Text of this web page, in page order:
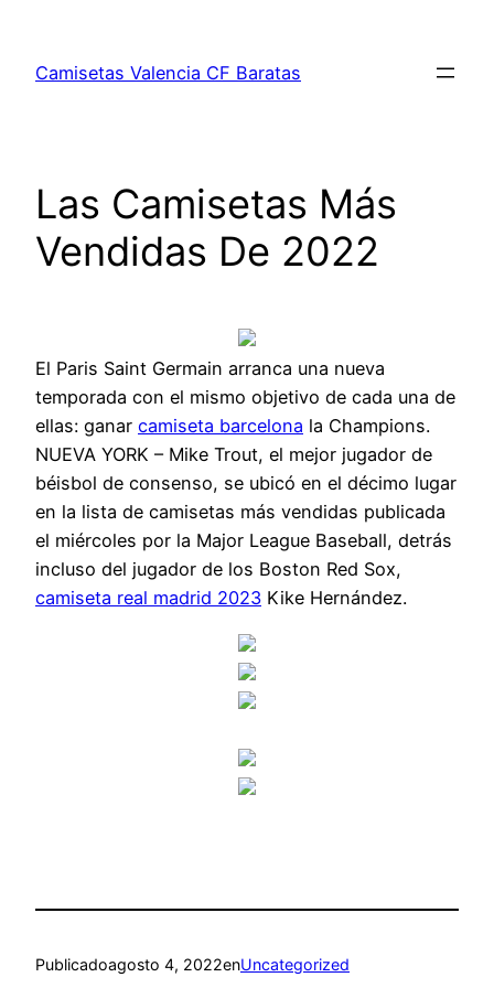
contenido
Camisetas Valencia CF Baratas
Las Camisetas Más
Vendidas De 2022
El Paris Saint Germain arranca una nueva
temporada con el mismo objetivo de cada una de
ellas: ganar camiseta barcelona la Champions.
NUEVA YORK – Mike Trout, el mejor jugador de
béisbol de consenso, se ubicó en el décimo lugar
en la lista de camisetas más vendidas publicada
el miércoles por la Major League Baseball, detrás
incluso del jugador de los Boston Red Sox,
camiseta real madrid 2023 Kike Hernández.
Publicadoagosto 4, 2022enUncategorized